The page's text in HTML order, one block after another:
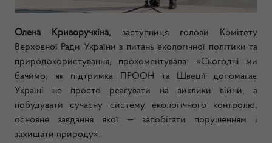
Олена Криворучкіна, заступниця голови Комітету
Верховної Ради України з питань екологічної політики та
природокористування, прокоментувала: «Сьогодні ми
бачимо, як підтримка ПРООН та Швеції допомагає
Україні не просто реагувати на виклики війни, а
побудувати сучасну систему екологічного контролю,
основне завдання якої — запобігати порушенням і
захищати природу».